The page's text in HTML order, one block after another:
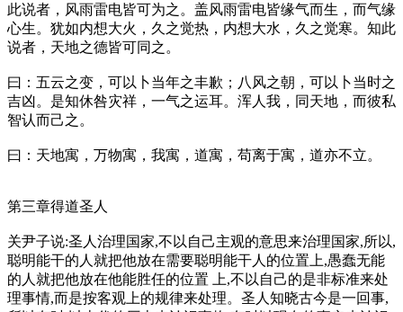
此说者，风雨雷电皆可为之。盖风雨雷电皆缘气而生，而气缘
心生。犹如内想大火，久之觉热，内想大水，久之觉寒。知此
说者，天地之德皆可同之。
曰：五云之变，可以卜当年之丰歉；八风之朝，可以卜当时之
吉凶。是知休咎灾祥，一气之运耳。浑人我，同天地，而彼私
智认而己之。
曰：天地寓，万物寓，我寓，道寓，苟离于寓，道亦不立。
第三章得道圣人
关尹子说:圣人治理国家,不以自己主观的意思来治理国家,所以,
聪明能干的人就把他放在需要聪明能干人的位置上,愚蠢无能
的人就把他放在他能胜任的位置 上,不以自己的是非标准来处
理事情,而是按客观上的规律来处理。圣人知晓古今是一回事,